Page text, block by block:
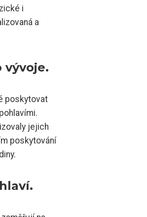
i
a
vývoje.
poskytovat
jejich
poskytování